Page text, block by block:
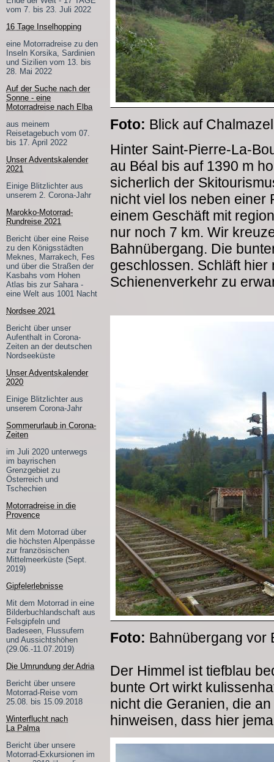
vom 7. bis 23. Juli 2022
16 Tage Inselhopping
eine Motorradreise zu den
Inseln Korsika, Sardinien
und Sizilien vom 13. bis
28. Mai 2022
Auf der Suche nach der
Sonne - eine
Motorradreise nach Elba
aus meinem
Reisetagebuch vom 07.
bis 17. April 2022
Unser Adventskalender
2021
Einige Blitzlichter aus
unserem 2. Corona-Jahr
Marokko-Motorrad-
Rundreise 2021
Bericht über eine Reise
zu den Königsstädten
Meknes, Marrakech, Fes
und über die Straßen der
Kasbahs vom Hohen
Atlas bis zur Sahara -
eine Welt aus 1001 Nacht
Nordsee 2021
Bericht über unser
Aufenthalt in Corona-
Zeiten an der deutschen
Nordseeküste
Unser Adventskalender
2020
Einige Blitzlichter aus
unserem Corona-Jahr
Sommerurlaub in Corona-
Zeiten
im Juli 2020 unterwegs
im bayrischen
Grenzgebiet zu
Österreich und
Tschechien
Motorradreise in die
Provence
Mit dem Motorrad über
die höchsten Alpenpässe
zur französischen
Mittelmeerküste (Sept.
2019)
Gipfelerlebnisse
Mit dem Motorrad in eine
Bilderbuchlandschaft aus
Felsgipfeln und
Badeseen, Flussufern
und Aussichtshöhen
(29.06.-11.07.2019)
Die Umrundung der Adria
Bericht über unsere
Motorrad-Reise vom
25.08. bis 15.09.2018
Winterflucht nach
La Palma
Bericht über unsere
Motorrad-Exkursionen im
Foto: Blick auf Chalmazel
Hinter Saint-Pierre-La-
au Béal bis auf 1390 m
sicherlich der
nicht viel los neben einer
einem Geschäft mit
nur noch 7 km. Wir
Bahnübergang. Die
geschlossen. Schläft
Schienenverkehr zu
Foto: Bahnübergang vor
Der Himmel ist tiefblau
bunte Ort wirkt
nicht die Geranien, die
hinweisen, dass hier